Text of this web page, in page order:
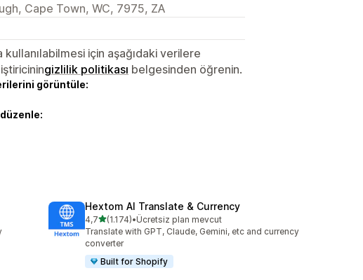
Cape Town, WC, 7975, ZA
kullanılabilmesi için aşağıdaki verilere
gizlilik politikası belgesinden öğrenin.
görüntüle:
Hextom AI Translate & Currency
4,75 yıldız üzerinden
(1.174)
toplam 1174 değerlendirme
•Ücretsiz plan mevcut
Translate with GPT, Claude, Gemini, etc and currency
converter
Built for Shopify